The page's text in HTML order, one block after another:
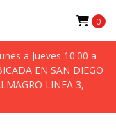
a Jueves 10:00 a
EN SAN DIEGO
LINEA 3,
0